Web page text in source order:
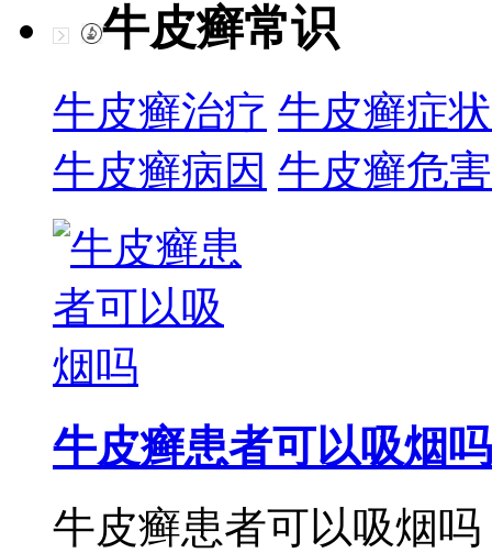
牛皮癣常识
牛皮癣治疗 牛皮癣症状
牛皮癣病因 牛皮癣危害
牛皮癣患者可以吸烟吗
牛皮癣患者可以吸烟